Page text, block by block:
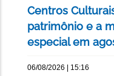
Centros
patrimônio e a
especial em
06/08/2026 | 15:16